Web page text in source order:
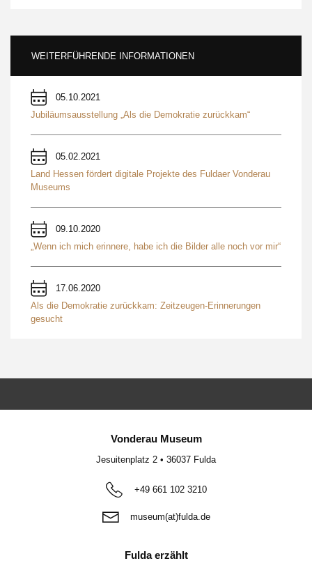
WEITERFÜHRENDE INFORMATIONEN
05.10.2021
Jubiläumsausstellung „Als die Demokratie zurückkam“
05.02.2021
Land Hessen fördert digitale Projekte des Fuldaer Vonderau
Museums
09.10.2020
„Wenn ich mich erinnere, habe ich die Bilder alle noch vor mir“
17.06.2020
Als die Demokratie zurückkam: Zeitzeugen-Erinnerungen
gesucht
Vonderau Museum
Jesuitenplatz 2 • 36037 Fulda
+49 661 102 3210
museum(at)fulda.de
Fulda erzählt